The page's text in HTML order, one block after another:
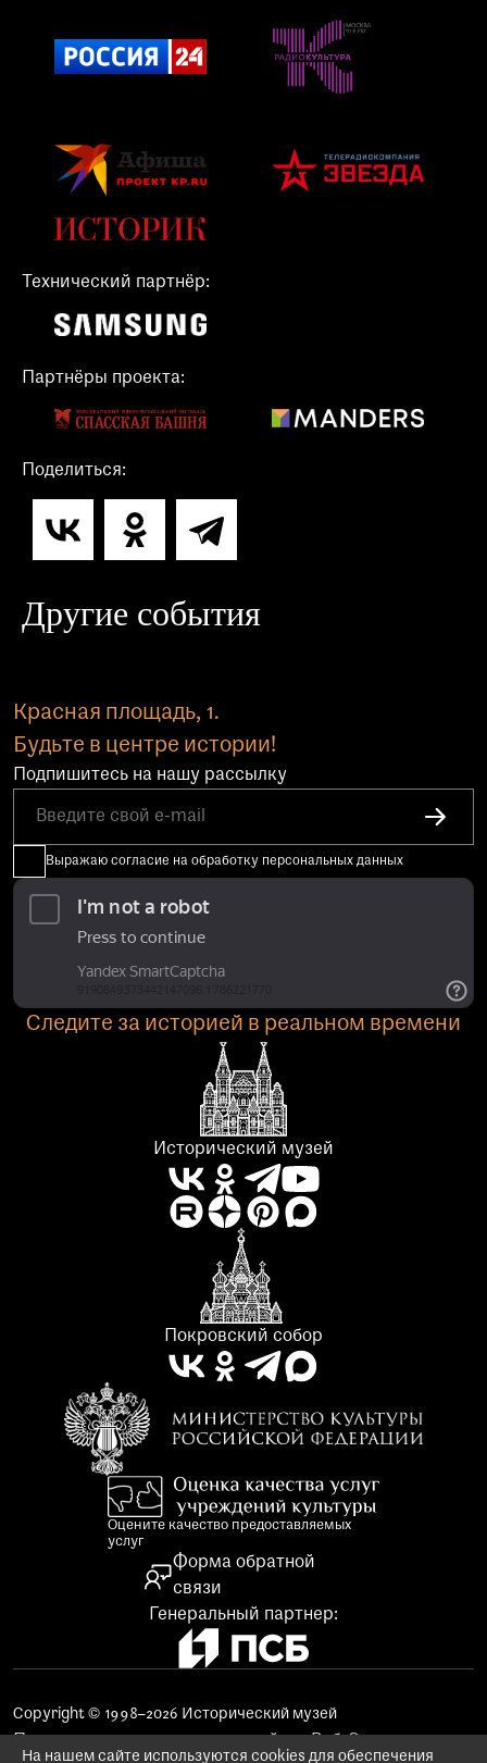
Технический партнёр:
Партнёры проекта:
Поделиться:
Другие события
Красная площадь, 1.
Будьте в центре истории!
Подпишитесь на нашу рассылку
Выражаю согласие на обработку персональных данных
Следите за историей в реальном времени
Исторический музей
Покровский собор
Генеральный партнер:
Оцените качество предоставляемых
услуг
Форма обратной
связи
Copyright © 1998–2026 Исторический музей
На нашем сайте используются cookies для обеспечения